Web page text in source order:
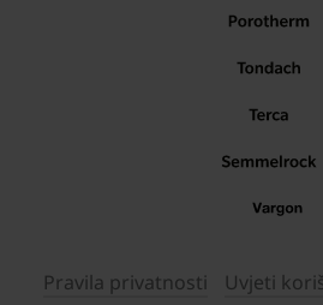
Pravila privatnosti Uvjeti